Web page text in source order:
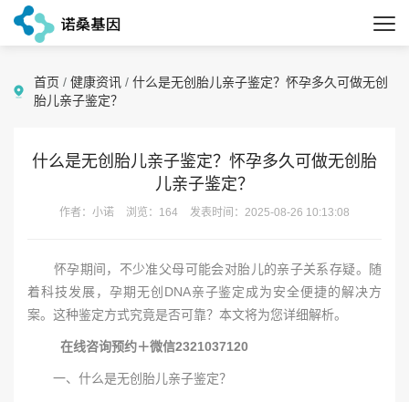
首页 / 健康资讯 / 什么是无创胎儿亲子鉴定？怀孕多久可做无创
胎儿亲子鉴定？
什么是无创胎儿亲子鉴定？怀孕多久可做无创胎
儿亲子鉴定？
作者：小诺 浏览：164 发表时间：2025-08-26 10:13:08
怀孕期间，不少准父母可能会对胎儿的亲子关系存疑。随
着科技发展，孕期无创DNA亲子鉴定成为安全便捷的解决方
案。这种鉴定方式究竟是否可靠？本文将为您详细解析。
在线咨询预约＋微信2321037120
一、什么是无创胎儿亲子鉴定？